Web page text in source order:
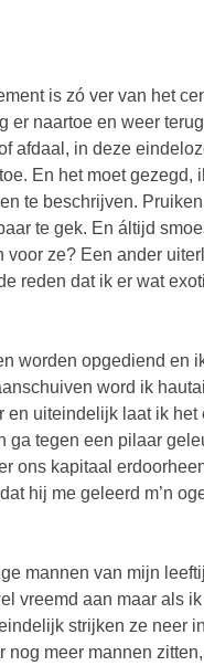
is zó ver van het
er naartoe en weer
afdaal, in deze
En het moet
te beschrijven.
te gek. En áltijd
ze? Een ander
reden dat ik er wat
worden opgediend en
word ik
uiteindelijk laat ik het
tegen een pilaar
ons kapitaal
hij me geleerd m’n
mannen van mijn
vreemd aan maar als
strijken ze neer
meer mannen